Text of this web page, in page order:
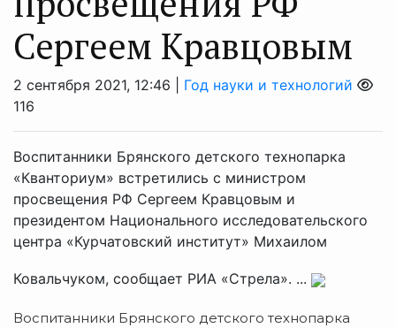
Сергеем Кравцовым
2 сентября 2021, 12:46 | Год науки и технологий
116
Воспитанники Брянского детского технопарка
«Кванториум» встретились с министром
просвещения РФ Сергеем Кравцовым и
президентом Национального исследовательского
центра «Курчатовский институт» Михаилом
Ковальчуком, сообщает РИА «Стрела». ...
Воспитанники Брянского детского технопарка